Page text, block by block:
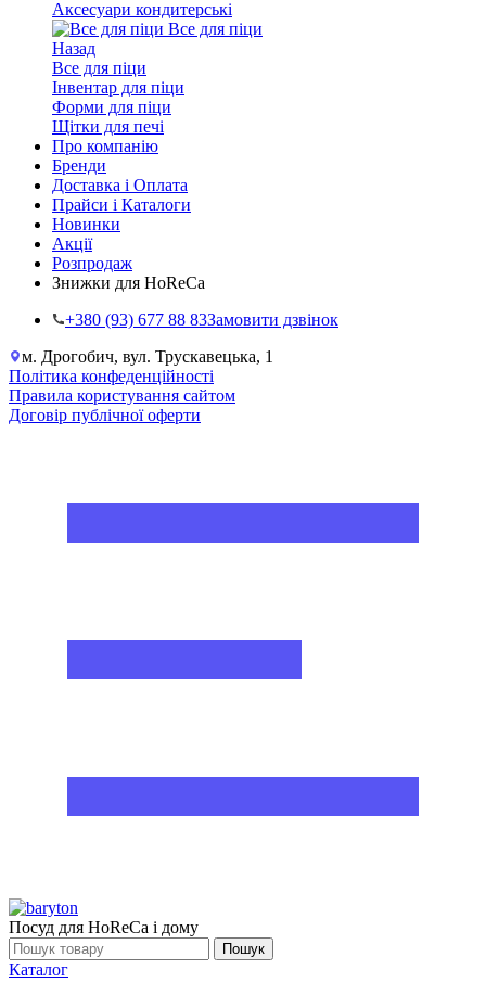
Аксесуари кондитерські
Все для піци
Назад
Все для піци
Інвентар для піци
Форми для піци
Щітки для печі
Про компанію
Бренди
Доставка і Оплата
Прайси і Каталоги
Новинки
Акції
Розпродаж
Знижки для HoReCa
+38‎0 (93) 677 88 83Замовити дзвінок
м. Дрогобич, вул. Трускавецька, 1
Політика конфеденційності
Правила користування сайтом
Договір публічної оферти
Посуд для HoReCa і дому
Пошук
Каталог